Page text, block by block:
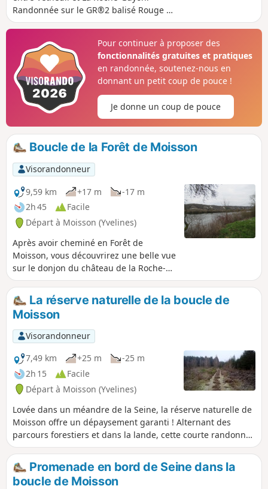
Randonnée sur le GR®2 balisé Rouge et
Blanc. Pensez à prendre une casquette
une bonne partie du parcours est à
découvert.
Pour continuer à proposer des
fonctionnalités gratuites et pratiques
en randonnée, soutenez-nous en
donnant un petit coup de pouce !
Je donne un coup de pouce
Boucle de la Forêt de Moisson
Visorandonneur
9,59 km
+17 m
-17 m
2h 45
Facile
Départ à Moisson (Yvelines)
Après avoir cheminé en Forêt de
Moisson, vous découvrirez une belle vue
sur le donjon du château de la Roche-
Guyon. Puis, en longeant la Seine, vous
apprécierez, sur la rive opposée, la vue
sur la réserve naturelle des coteaux de
la Seine.
La réserve naturelle de la boucle de
Moisson
Visorandonneur
7,49 km
+25 m
-25 m
2h 15
Facile
Départ à Moisson (Yvelines)
Lovée dans un méandre de la Seine, la réserve naturelle de
Moisson offre un dépaysement garanti ! Alternant des
parcours forestiers et dans la lande, cette courte randonnée
devrait convenir aux amoureux de la nature et à ceux qui
recherchent le calme.
Promenade en bord de Seine dans la
boucle de Moisson